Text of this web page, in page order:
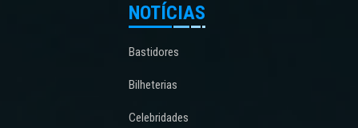
NOTÍCIAS
Bastidores
Bilheterias
Celebridades